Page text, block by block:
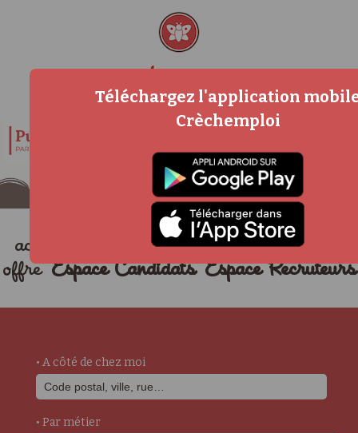
accueil actualités
déposer une
offre Espace Candidats Espace Recruteurs
• A côté de chez moi
• Par métier
Téléchargez l'application
Crèchemploi